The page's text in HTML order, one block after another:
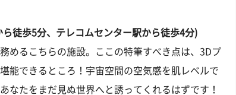
徒歩5分、テレコムセンター駅から徒歩4分)
めるこちらの施設。ここの特筆すべき点は、3Dプ
能できるところ！宇宙空間の空気感を肌レベルで
なたをまだ見ぬ世界へと誘ってくれるはずです！